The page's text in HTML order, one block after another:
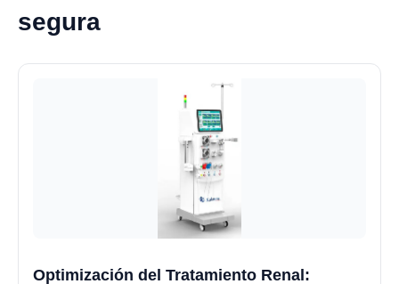
segura
Optimización del Tratamiento Renal: